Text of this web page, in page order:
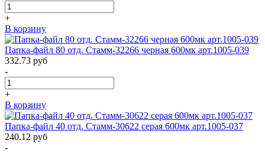
+
В корзину
Папка-файл 80 отд. Стамм-32266 черная 600мк арт.1005-039
332.73 руб
-
+
В корзину
Папка-файл 40 отд. Стамм-30622 серая 600мк арт.1005-037
240.12 руб
-